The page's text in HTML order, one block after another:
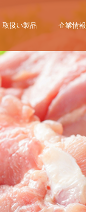
取扱い製品 企業情報